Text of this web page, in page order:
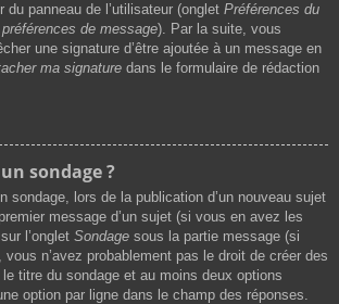
du panneau de l’utilisateur (onglet Préférences du
de message). Par la suite, vous
une signature d’être ajoutée à un message en
ma signature dans le formulaire de rédaction
sondage ?
sondage, lors de la publication d’un nouveau sujet
message d’un sujet (si vous en avez les
l’onglet Sondage sous la partie message (si
n’avez probablement pas le droit de créer des
titre du sondage et au moins deux options
option par ligne dans le champ des réponses.